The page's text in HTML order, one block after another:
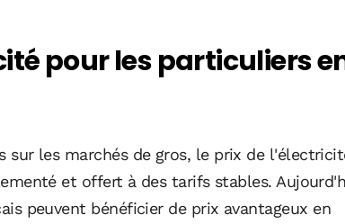
pour les particuliers
sur les marchés de gros, le prix de
et offert à des tarifs stables.
peuvent bénéficier de prix avantageux en